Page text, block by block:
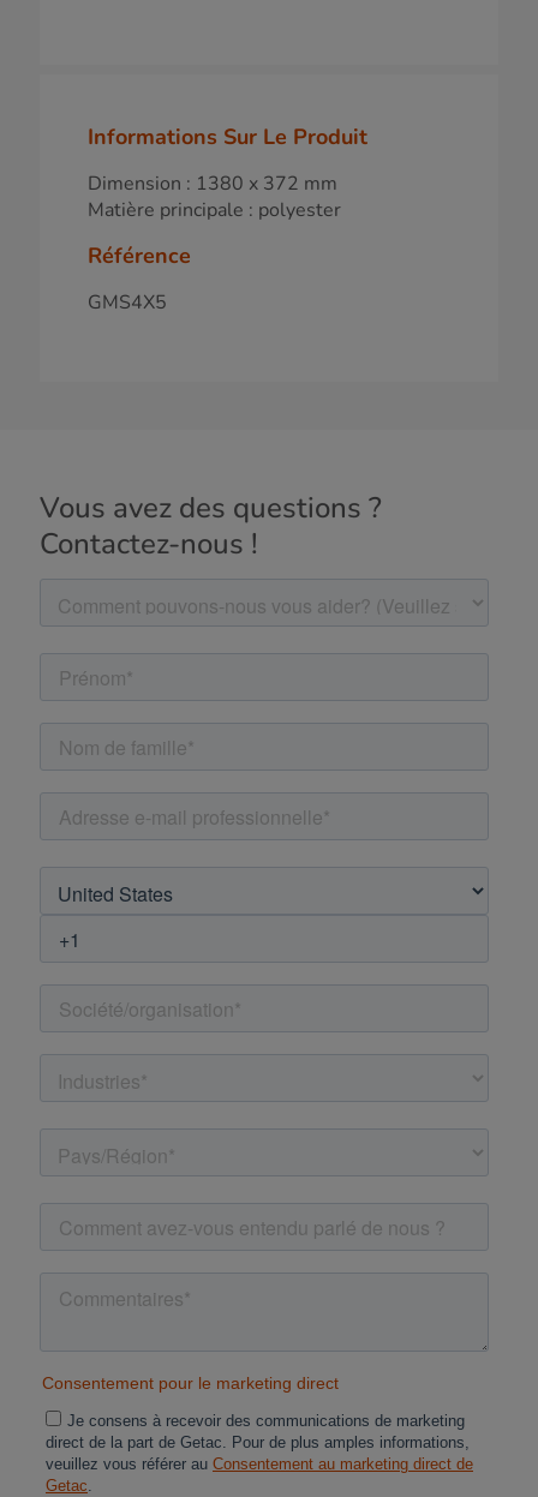
Informations Sur Le Produit
Dimension : 1380 x 372 mm
Matière principale : polyester
Référence
GMS4X5
Vous avez des questions ?
Contactez-nous !